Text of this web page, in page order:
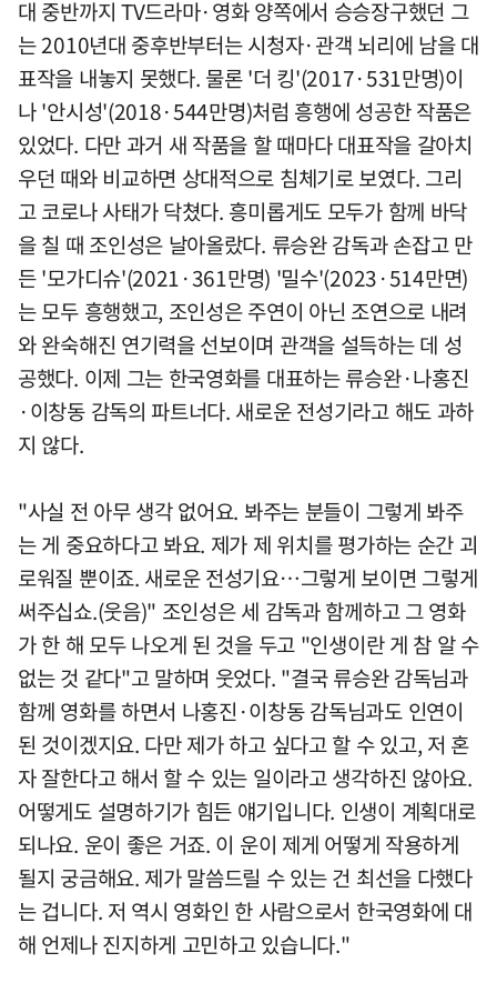
대 중반까지 TV드라마·영화 양쪽에서 승승장구했던 그
는 2010년대 중후반부터는 시청자·관객 뇌리에 남을 대
표작을 내놓지 못했다. 물론 '더 킹'(2017·531만명)이
나 '안시성'(2018·544만명)처럼 흥행에 성공한 작품은
있었다. 다만 과거 새 작품을 할 때마다 대표작을 갈아치
우던 때와 비교하면 상대적으로 침체기로 보였다. 그리
고 코로나 사태가 닥쳤다. 흥미롭게도 모두가 함께 바닥
을 칠 때 조인성은 날아올랐다. 류승완 감독과 손잡고 만
든 '모가디슈'(2021·361만명) '밀수'(2023·514만면)
는 모두 흥행했고, 조인성은 주연이 아닌 조연으로 내려
와 완숙해진 연기력을 선보이며 관객을 설득하는 데 성
공했다. 이제 그는 한국영화를 대표하는 류승완·나홍진
·이창동 감독의 파트너다. 새로운 전성기라고 해도 과하
지 않다.
"사실 전 아무 생각 없어요. 봐주는 분들이 그렇게 봐주
는 게 중요하다고 봐요. 제가 제 위치를 평가하는 순간 괴
로워질 뿐이죠. 새로운 전성기요…그렇게 보이면 그렇게
써주십쇼.(웃음)" 조인성은 세 감독과 함께하고 그 영화
가 한 해 모두 나오게 된 것을 두고 "인생이란 게 참 알 수
없는 것 같다"고 말하며 웃었다. "결국 류승완 감독님과
함께 영화를 하면서 나홍진·이창동 감독님과도 인연이
된 것이겠지요. 다만 제가 하고 싶다고 할 수 있고, 저 혼
자 잘한다고 해서 할 수 있는 일이라고 생각하진 않아요.
어떻게도 설명하기가 힘든 얘기입니다. 인생이 계획대로
되나요. 운이 좋은 거죠. 이 운이 제게 어떻게 작용하게
될지 궁금해요. 제가 말씀드릴 수 있는 건 최선을 다했다
는 겁니다. 저 역시 영화인 한 사람으로서 한국영화에 대
해 언제나 진지하게 고민하고 있습니다."